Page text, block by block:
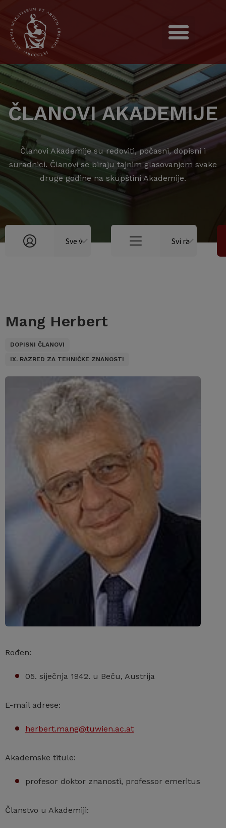
ČLANOVI AKADEMIJE
Članovi Akademije su redoviti, počasni, dopisni i
suradnici. Članovi se biraju tajnim glasovanjem svake
druge godine na skupštini Akademije.
Mang Herbert
DOPISNI ČLANOVI
IX. RAZRED ZA TEHNIČKE ZNANOSTI
Rođen:
05. siječnja 1942. u Beču, Austrija
E-mail adrese:
herbert.mang@tuwien.ac.at
Akademske titule:
profesor doktor znanosti, professor emeritus
Članstvo u Akademiji: